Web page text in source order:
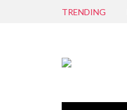
TRENDING